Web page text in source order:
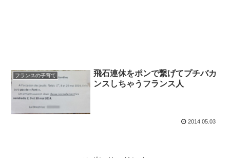
フランスの子育て
飛石連休をポンで繋げてプチバカ
ンスしちゃうフランス人
2014.05.03